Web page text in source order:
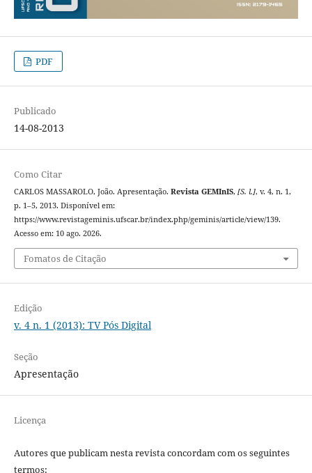
PDF
Publicado
14-08-2013
Como Citar
CARLOS MASSAROLO, João. Apresentação. Revista GEMInIS, [S. l.], v. 4, n. 1,
p. 1–5, 2013. Disponível em:
https://www.revistageminis.ufscar.br/index.php/geminis/article/view/139.
Acesso em: 10 ago. 2026.
Fomatos de Citação
Edição
v. 4 n. 1 (2013): TV Pós Digital
Seção
Apresentação
Licença
Autores que publicam nesta revista concordam com os seguintes
termos: